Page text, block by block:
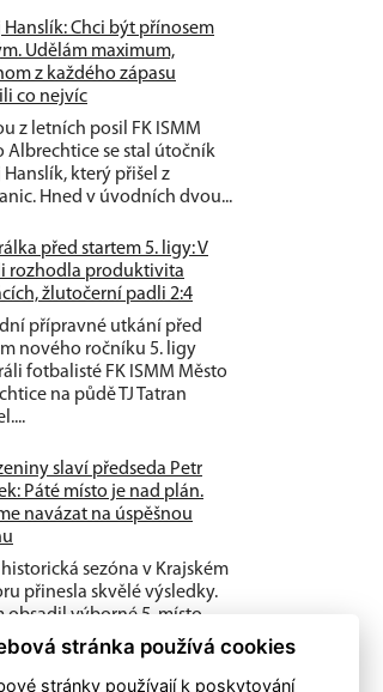
Hanslík: Chci být přínosem
Udělám maximum,
z každého zápasu
co nejvíc
z letních posil FK ISMM
Albrechtice se stal útočník
Hanslík, který přišel z
Hned v úvodních dvou...
před startem 5. ligy: V
rozhodla produktivita
žlutočerní padli 2:4
přípravné utkání před
nového ročníku 5. ligy
fotbalisté FK ISMM Město
na půdě TJ Tatran
slaví předseda Petr
Páté místo je nad plán.
navázat na úspěšnou
sezóna v Krajském
přinesla skvělé výsledky.
obsadil výborné 5. místo,
také mládeži a klub...
stránka používá cookies
stránky používají k poskytování